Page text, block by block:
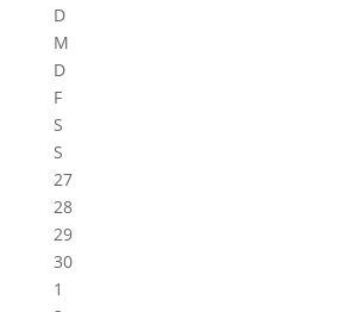
D
M
D
F
S
S
27
28
29
30
1